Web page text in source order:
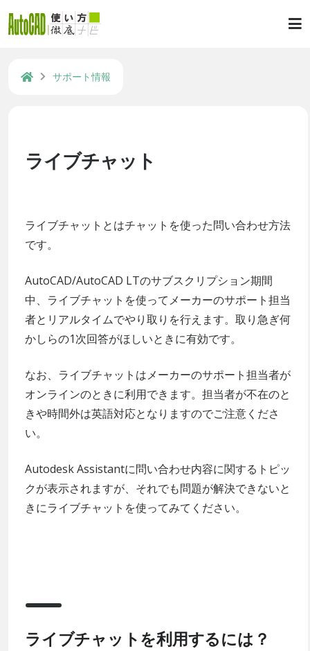
サポート情報
ライブチャット
ライブチャットとはチャットを使った問い合わせ方法
です。
AutoCAD/AutoCAD LTのサブスクリプション期間
中、ライブチャットを使ってメーカーのサポート担当
者とリアルタイムでやり取りを行えます。取り急ぎ何
かしらの1次回答がほしいときに有効です。
なお、ライブチャットはメーカーのサポート担当者が
オンラインのときに利用できます。担当者が不在のと
きや時間外は英語対応となりますのでご注意くださ
い。
Autodesk Assistantに問い合わせ内容に関するトピッ
クが表示されますが、それでも問題が解決できないと
きにライブチャットを使ってみてください。
ライブチャットを利用するには？